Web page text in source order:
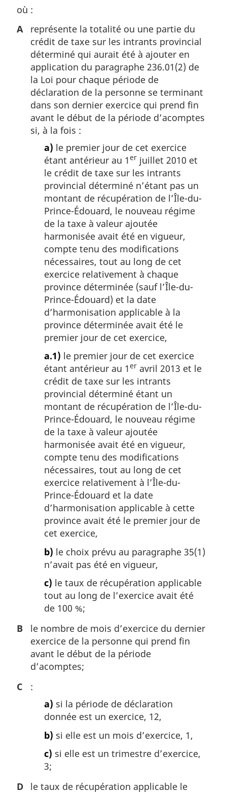
où :
A
représente la totalité ou une partie du
crédit de taxe sur les intrants provincial
déterminé qui aurait été à ajouter en
application du paragraphe 236.01(2) de
la Loi pour chaque période de
déclaration de la personne se terminant
dans son dernier exercice qui prend fin
avant le début de la période d’acomptes
si, à la fois :
a) le premier jour de cet exercice
étant antérieur au 1er juillet 2010 et
le crédit de taxe sur les intrants
provincial déterminé n’étant pas un
montant de récupération de l’Île-du-
Prince-Édouard, le nouveau régime
de la taxe à valeur ajoutée
harmonisée avait été en vigueur,
compte tenu des modifications
nécessaires, tout au long de cet
exercice relativement à chaque
province déterminée (sauf l’Île-du-
Prince-Édouard) et la date
d’harmonisation applicable à la
province déterminée avait été le
premier jour de cet exercice,
a.1) le premier jour de cet exercice
étant antérieur au 1er avril 2013 et le
crédit de taxe sur les intrants
provincial déterminé étant un
montant de récupération de l’Île-du-
Prince-Édouard, le nouveau régime
de la taxe à valeur ajoutée
harmonisée avait été en vigueur,
compte tenu des modifications
nécessaires, tout au long de cet
exercice relativement à l’Île-du-
Prince-Édouard et la date
d’harmonisation applicable à cette
province avait été le premier jour de
cet exercice,
b) le choix prévu au paragraphe 35(1)
n’avait pas été en vigueur,
c) le taux de récupération applicable
tout au long de l’exercice avait été
de 100 %;
B
le nombre de mois d’exercice du dernier
exercice de la personne qui prend fin
avant le début de la période
d’acomptes;
C
:
a) si la période de déclaration
donnée est un exercice, 12,
b) si elle est un mois d’exercice, 1,
c) si elle est un trimestre d’exercice,
3;
D
le taux de récupération applicable le